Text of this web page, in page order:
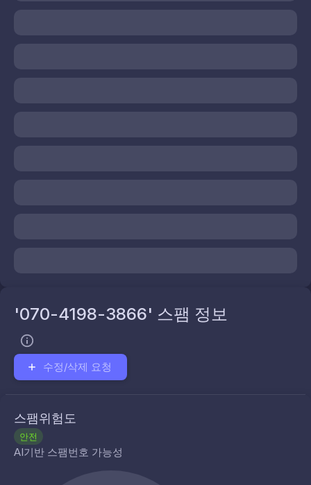
'070-4198-3866' 스팸 정보
수정/삭제 요청
스팸위험도
안전
AI기반 스팸번호 가능성